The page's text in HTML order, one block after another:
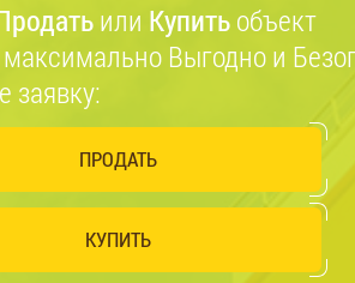
или Купитьобъект
Выгодно и
заявку:
ПРОДАТЬ
КУПИТЬ